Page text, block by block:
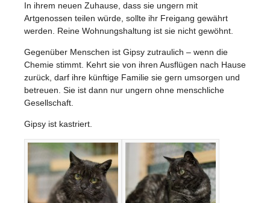
In ihrem neuen Zuhause, dass sie ungern mit
Artgenossen teilen würde, sollte ihr Freigang gewährt
werden. Reine Wohnungshaltung ist sie nicht gewöhnt.
Gegenüber Menschen ist Gipsy zutraulich – wenn die
Chemie stimmt. Kehrt sie von ihren Ausflügen nach Hause
zurück, darf ihre künftige Familie sie gern umsorgen und
betreuen. Sie ist dann nur ungern ohne menschliche
Gesellschaft.
Gipsy ist kastriert.